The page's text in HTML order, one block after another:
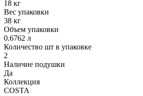
18 кг
Вес упаковки
38 кг
Объем упаковки
0.6762 л
Количество шт в упаковке
2
Наличие подушки
Да
Коллекция
COSTA